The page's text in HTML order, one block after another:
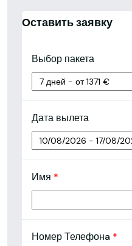
Оставить заявку
Выбор пакета
Дата вылета
Имя *
Номер Телефонa *